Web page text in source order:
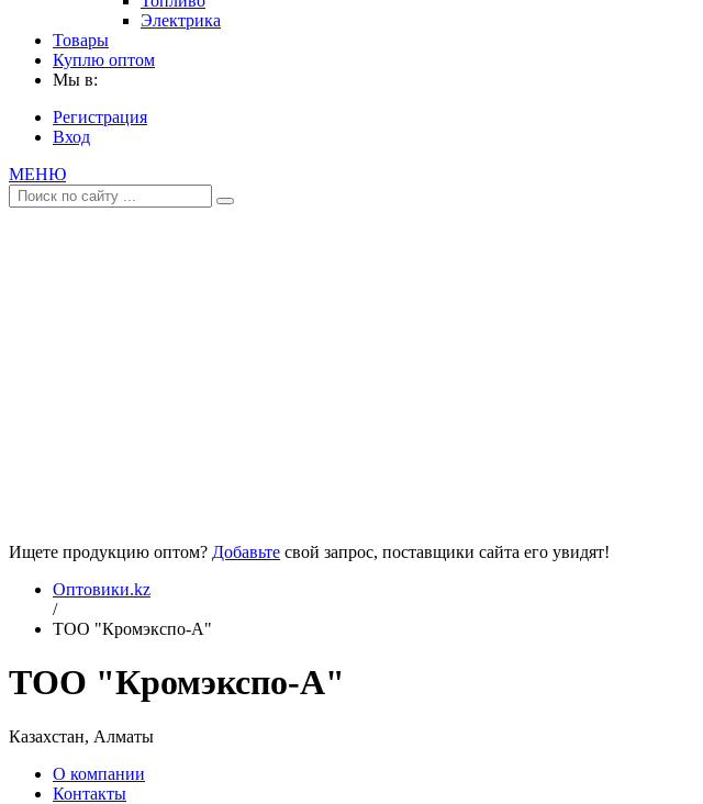
Электрика
Товары
Куплю оптом
Мы в:
Регистрация
Вход
МЕНЮ
Ищете продукцию оптом? Добавьте свой запрос, поставщики сайта его увидят!
Оптовики.kz
/
ТОО "Кромэкспо-А"
ТОО "Кромэкспо-А"
Казахстан, Алматы
О компании
Контакты